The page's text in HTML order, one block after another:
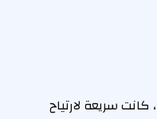
سريعة لارتياح